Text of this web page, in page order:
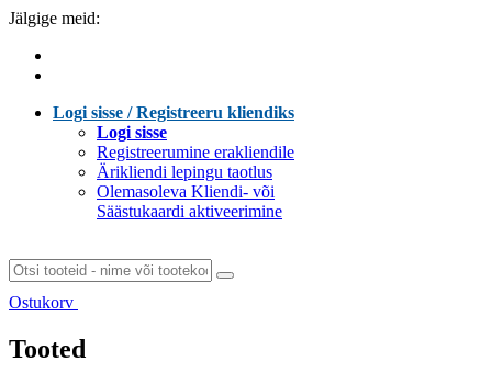
Jälgige meid:
Logi sisse / Registreeru kliendiks
Logi sisse
Registreerumine erakliendile
Ärikliendi lepingu taotlus
Olemasoleva Kliendi- või
Säästukaardi aktiveerimine
Ostukorv
Tooted